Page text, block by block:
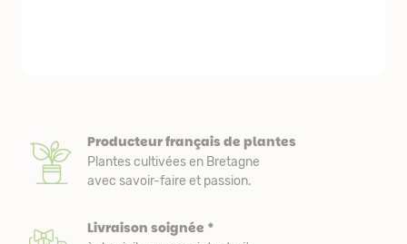
Producteur français de plantes
Plantes cultivées en Bretagne
avec savoir-faire et passion.
Livraison soignée *